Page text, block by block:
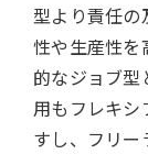
型より責任の
性や生産性を
的なジョブ
用もフレキシ
すし、フリー